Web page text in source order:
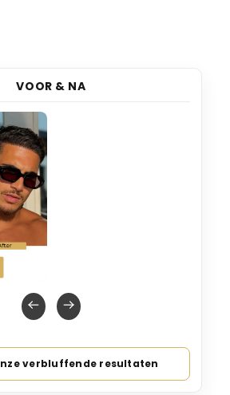
VOOR & NA
verbluffende resultaten